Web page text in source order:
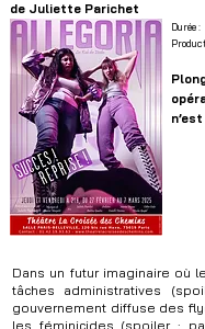
de Juliette Parichet
Durée :
Dans un futur imaginaire où
tâches administratives
gouvernement diffuse des
les féminicides (spoiler :